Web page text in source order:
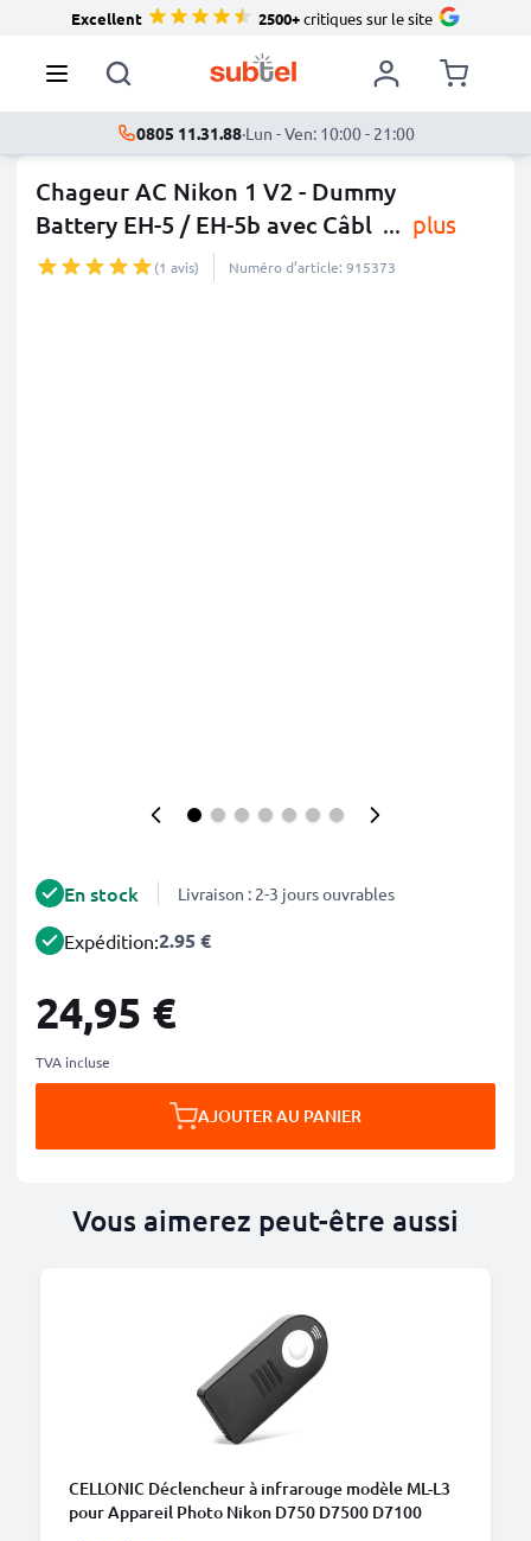
Excellent 2500+critiques sur le site
0805 11.31.88·Lun - Ven: 10:00 - 21:00
Chageur AC Nikon 1 V2 - Dummy
Battery EH-5 / EH-5b avec Câbl ... plus
(1 avis) Numéro d’article: 915373
En stock Livraison : 2-3 jours ouvrables
Expédition:2.95 €
24,95 €
TVA incluse
AJOUTER AU PANIER
Vous aimerez peut-être aussi
CELLONIC Déclencheur à infrarouge modèle ML-L3
pour Appareil Photo Nikon D750 D7500 D7100